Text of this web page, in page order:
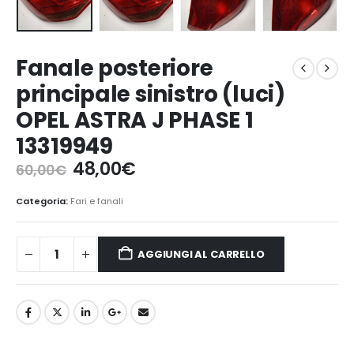
Fanale posteriore
principale sinistro (luci)
OPEL ASTRA J PHASE 1
13319949
60,00€ Il
prezzo
originale
era:
60,00€.
48,00€Il
è:
48,00€.
Categoria: Fari e fanali
AGGIUNGI AL CARRELLO